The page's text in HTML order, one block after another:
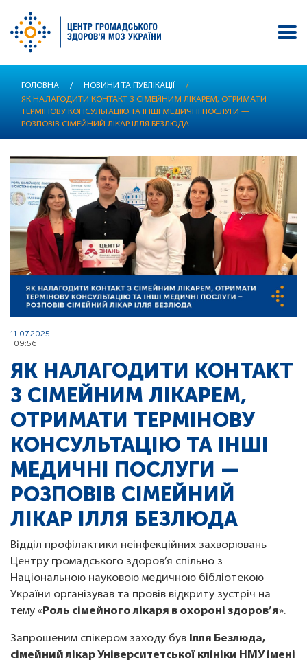
вмісту
ГОЛОВНА / НОВИНИ ТА ПУБЛІКАЦІЇ
/
ЯК НАЛАГОДИТИ КОНТАКТ З СІМЕЙНИМ ЛІКАРЕМ, ОТРИМАТИ
ТЕРМІНОВУ КОНСУЛЬТАЦІЮ ТА ІНШІ МЕДИЧНІ ПОСЛУГИ —
РОЗПОВІВ СІМЕЙНИЙ ЛІКАР ІЛЛЯ БЕЗЛЮДА
11.07.2025
09:56
ЯК НАЛАГОДИТИ КОНТАКТ
З СІМЕЙНИМ ЛІКАРЕМ,
ОТРИМАТИ ТЕРМІНОВУ
КОНСУЛЬТАЦІЮ ТА ІНШІ
МЕДИЧНІ ПОСЛУГИ —
РОЗПОВІВ СІМЕЙНИЙ
ЛІКАР ІЛЛЯ БЕЗЛЮДА
Відділ профілактики неінфекційних захворювань
Центру громадського здоров’я спільно з
Національною науковою медичною бібліотекою
України організував та провів відкриту зустріч на
тему «Роль сімейного лікаря в охороні здоров’я».
Запрошеним спікером заходу був Ілля Безлюда,
сімейний лікар Університетської клініки НМУ імені